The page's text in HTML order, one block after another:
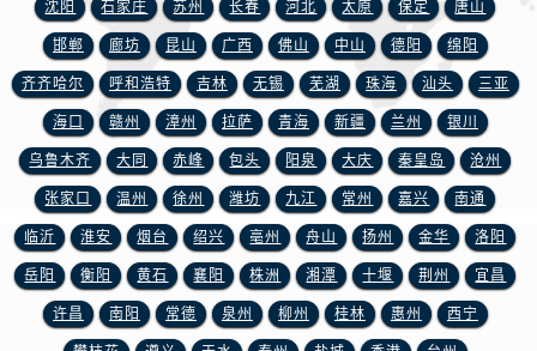
江苏省徐州市鼓楼区淮海东路29号苏宁广场IFC国际金融中心35层3508室浪琴售后服务中心（需提前预约）
江苏省盐城市盐都区世纪大道5号盐城金融城写字楼1号楼16层1604室浪琴售后服务中心（需提前预约）
江苏省扬州市邗江区国展路29号星耀天地写字楼1号楼18层1803室浪琴售后服务中心（需提前预约）
江苏省镇江市京口区中山东路浪琴售后服务中心（需提前预约）
江西省抚州市临川区赣东大道浪琴售后服务中心（需提前预约）
江西省赣州市章贡区文清路浪琴售后服务中心（需提前预约）
江西省吉安市吉州区井冈山大道浪琴售后服务中心（需提前预约）
江西省景德镇市珠山区珠山中路浪琴售后服务中心（需提前预约）
江西省九江市浔阳区浔阳路浪琴售后服务中心（需提前预约）
江西省南昌市红谷滩新区红谷中大道998号绿地双子塔（中央广场）A1座办公楼14层1407室浪琴售后服务中心（需提前预约）
沈阳 石家庄 苏州 长春 河北 太原 保定 唐山
邯郸 廊坊 昆山 广西 佛山 中山 德阳 绵阳
齐齐哈尔 呼和浩特 吉林 无锡 芜湖 珠海 汕头 三亚
海口 赣州 漳州 拉萨 青海 新疆 兰州 银川
乌鲁木齐 大同 赤峰 包头 阳泉 大庆 秦皇岛 沧州
张家口 温州 徐州 潍坊 九江 常州 嘉兴 南通
临沂 淮安 烟台 绍兴 亳州 舟山 扬州 金华 洛阳
岳阳 衡阳 黄石 襄阳 株洲 湘潭 十堰 荆州 宜昌
许昌 南阳 常德 泉州 柳州 桂林 惠州 西宁